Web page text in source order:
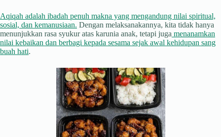
Aqiqah adalah ibadah penuh makna yang mengandung nilai spiritual,
sosial, dan kemanusiaan. Dengan melaksanakannya, kita tidak hanya
menunjukkan rasa syukur atas karunia anak, tetapi juga menanamkan
nilai kebaikan dan berbagi kepada sesama sejak awal kehidupan sang
buah hati.